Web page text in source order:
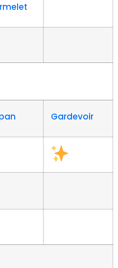
Gardevoir